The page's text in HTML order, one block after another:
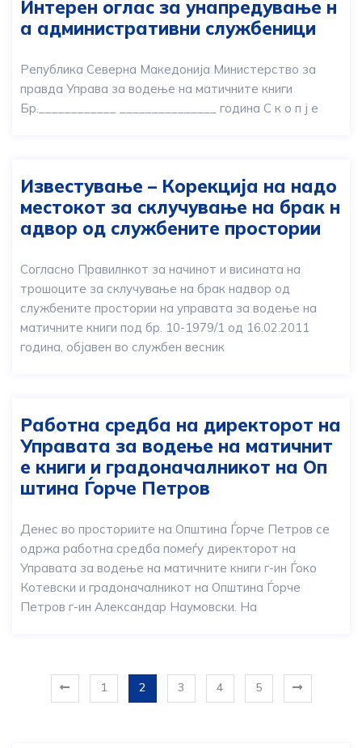
Интерен оглас за унапредување н
а административни службеници
Република Северна Македонија Министерство за
правда Управа за водење на матичните книги
Бр.____________ _______________ година С к о п ј е
Известување – Корекција на надо
местокот за склучување на брак н
адвор од службените простории
Согласно Правилнкот за начинот и висината на
трошоците за склучување на брак надвор од
службените простории на управата за водење на
матичните книги под бр. 10-1979/1 од 16.02.2011
година, објавен во службен весник
Работна средба на директорот на
Управата за водење на матичнит
е книги и градоначалникот на Оп
штина Ѓорче Петров
Денес во просториите на Општина Ѓорче Петров се
одржа работна средба помеѓу директорот на
Управата за водење на матичните книги г-ин Ѓоко
Котевски и градоначалникот на Општина Ѓорче
Петров г-ин Александар Наумовски. На
1 2 3 4 5